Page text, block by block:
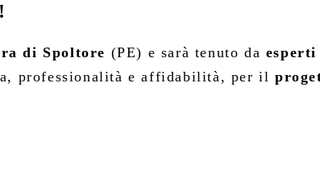
di Spoltore (PE) e sarà tenuto da
professionalità e affidabilità, per il